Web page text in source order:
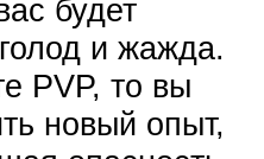
будет
и жажда.
PVP, то вы
новый опыт,